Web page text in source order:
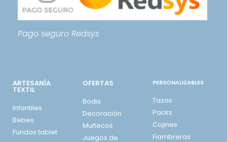
Pago seguro Redsys
ARTESANÍA
TEXTIL
Infantiles
Bebes
Fundas tablet
OFERTAS
Bodis
Decoración
Muñecos
Juegos de
PERSONALIZABLES
Tazas
Packs
Cojines
Fiambreras